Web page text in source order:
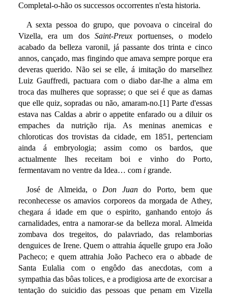
Completal-o-hão os successos occorrentes n'esta historia.
A sexta pessoa do grupo, que povoava o cinceiral do
Vizella, era um dos Saint-Preuxportuenses, o modelo
acabado da belleza varonil, já passante dos trinta e cinco
annos, cançado, mas fingindo que amava sempre porque era
deveras querido. Não sei se elle, á imitação do marselhez
Luiz Gauffredi, pactuara com o diabo dar-lhe a alma em
troca das mulheres que soprasse; o que sei é que as damas
que elle quiz, sopradas ou não, amaram-no.[1] Parte d'essas
estava nas Caldas a abrir o appetite enfarado ou a diluir os
empaches da nutrição rija. As meninas anemicas e
chloroticas dos trovistas da cidade, em 1851, pertenciam
ainda á embryologia; assim como os bardos, que
actualmente lhes receitam boi e vinho do Porto,
fermentavam no ventre da Idea… com igrande.
José de Almeida, o Don Juando Porto, bem que
reconhecesse os amavios corporeos da morgada de Athey,
chegara á idade em que o espirito, ganhando entojo ás
carnalidades, entra a namorar-se da belleza moral. Almeida
zombava dos tregeitos, do palavriado, das relamborias
denguices de Irene. Quem o attrahia áquelle grupo era João
Pacheco; e quem attrahia João Pacheco era o abbade de
Santa Eulalia com o engôdo das anecdotas, com a
sympathia das bôas tolices, e a prodigiosa arte de exorcisar a
tentação do suicidio das pessoas que penam em Vizella